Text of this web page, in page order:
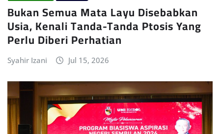
Bukan Semua Mata Layu Disebabkan
Usia, Kenali Tanda-Tanda Ptosis Yang
Perlu Diberi Perhatian
Syahir Izani Jul 15, 2026